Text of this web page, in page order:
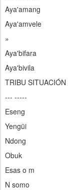
Aya'amang
Aya'amvele
»
Aya'bifara
Aya'bivila
TRIBU SITUACIÓN
--- -----
Eseng
Yengüi
Ndong
Obuk
Esas o m
N somo